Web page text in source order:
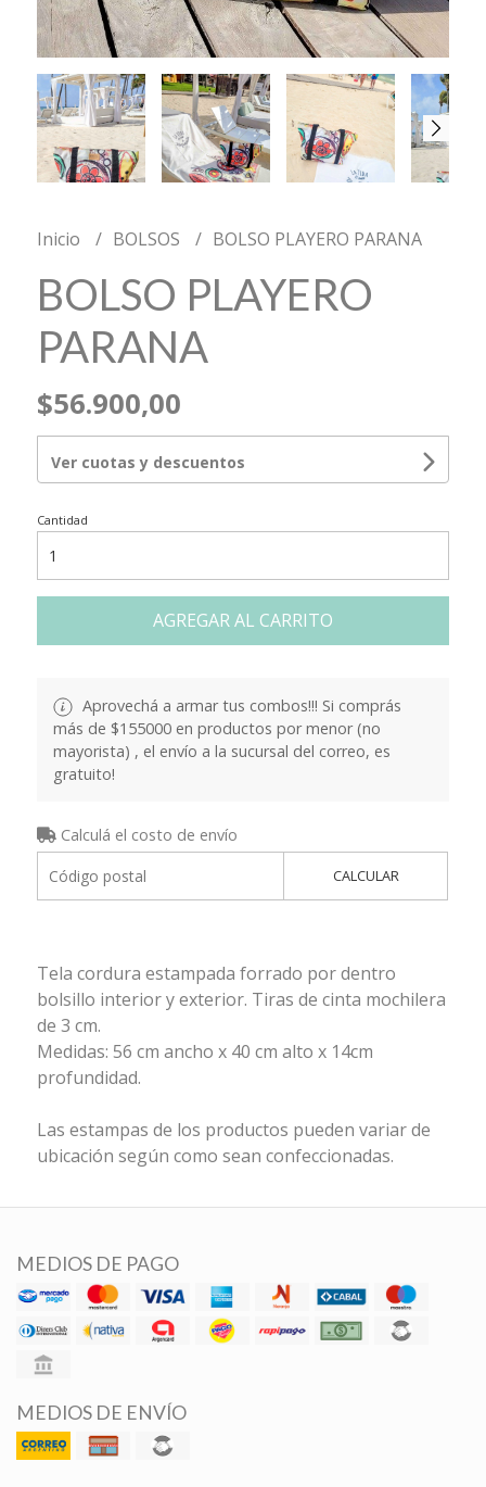
Inicio BOLSOS BOLSO PLAYERO PARANA
BOLSO PLAYERO
PARANA
$56.900,00
Ver cuotas y descuentos
Cantidad
AGREGAR AL CARRITO
Aprovechá a armar tus combos!!! Si comprás
más de $155000 en productos por menor (no
mayorista) , el envío a la sucursal del correo, es
gratuito!
Calculá el costo de envío
CALCULAR
Tela cordura estampada forrado por dentro
bolsillo interior y exterior. Tiras de cinta mochilera
de 3 cm.
Medidas: 56 cm ancho x 40 cm alto x 14cm
profundidad.
Las estampas de los productos pueden variar de
ubicación según como sean confeccionadas.
MEDIOS DE PAGO
MEDIOS DE ENVÍO